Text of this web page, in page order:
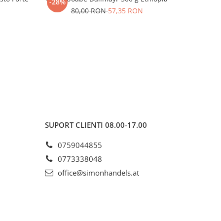
80,00 RON57,35 RON
SUPORT CLIENTI 08.00-17.00
0759044855
0773338048
office@simonhandels.at